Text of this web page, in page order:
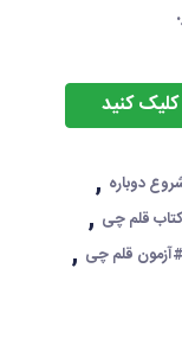
کنید
,
چی ,
قلم چی ,